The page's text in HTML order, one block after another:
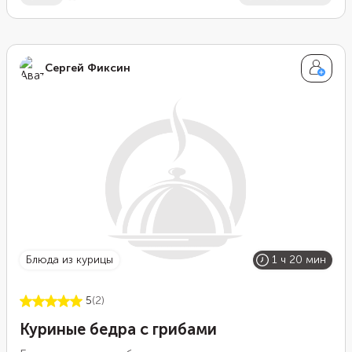
Сергей Фиксин
блюда из курицы 1 ч 20 мин
5(2)
Куриные бедра с грибами